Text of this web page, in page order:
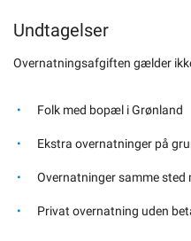
Undtagelser
Overnatningsafgiften gælder
Folk med bopæl i Grønland
Ekstra overnatninger på
Overnatninger samme sted
Privat overnatning uden